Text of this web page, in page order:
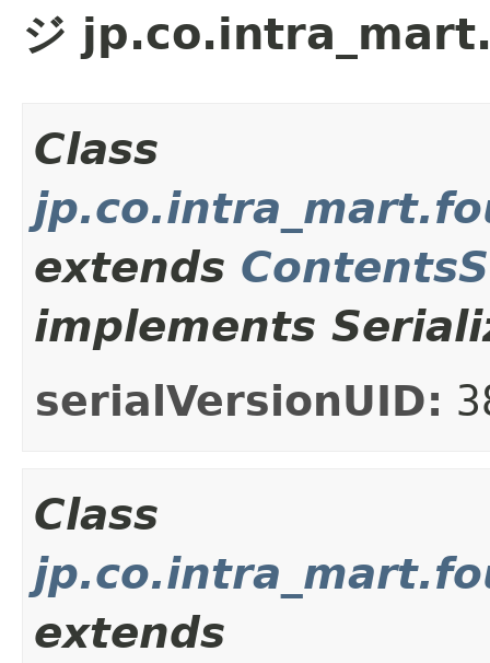
ジ
Class
extends
implements
serialVersionUID:
Class
extends